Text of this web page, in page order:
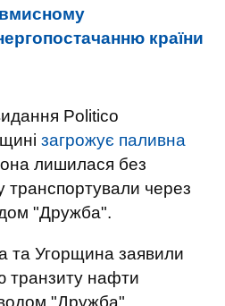
країни
Politico
загрожує паливна
лишилася без
транспортували через
"Дружба".
та Угорщина заявили
транзиту нафти
"Дружба".